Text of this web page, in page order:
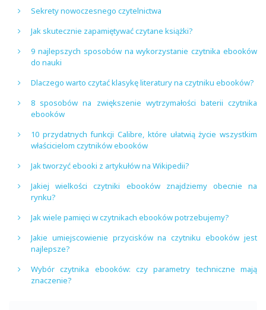
Sekrety nowoczesnego czytelnictwa
Jak skutecznie zapamiętywać czytane książki?
9 najlepszych sposobów na wykorzystanie czytnika ebooków
do nauki
Dlaczego warto czytać klasykę literatury na czytniku ebooków?
8 sposobów na zwiększenie wytrzymałości baterii czytnika
ebooków
10 przydatnych funkcji Calibre, które ułatwią życie wszystkim
właścicielom czytników ebooków
Jak tworzyć ebooki z artykułów na Wikipedii?
Jakiej wielkości czytniki ebooków znajdziemy obecnie na
rynku?
Jak wiele pamięci w czytnikach ebooków potrzebujemy?
Jakie umiejscowienie przycisków na czytniku ebooków jest
najlepsze?
Wybór czytnika ebooków: czy parametry techniczne mają
znaczenie?